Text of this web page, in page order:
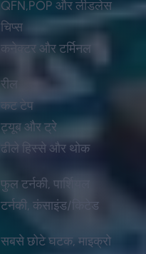
QFN,POP और लीडलेस
चिप्स
कनेक्टर और टर्मिनल
रील
कट टेप
ट्यूब और ट्रे
ढीले हिस्से और थोक
फुल टर्नकी, पार्शियल
टर्नकी, कंसाइंड/किटेड
सबसे छोटे घटक, माइक्रो